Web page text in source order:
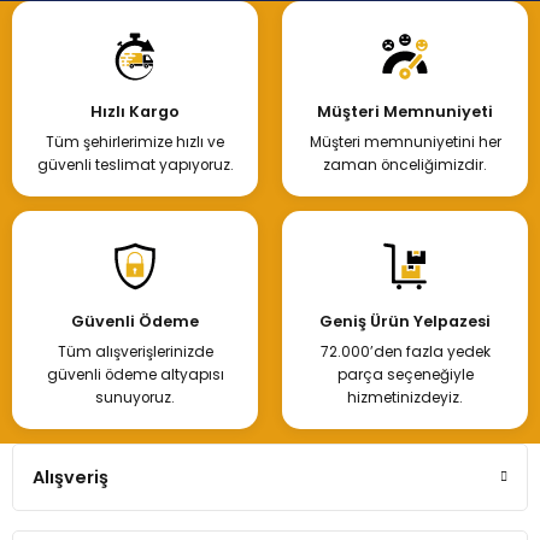
Hızlı Kargo
Tüm şehirlerimize hızlı ve
güvenli teslimat yapıyoruz.
Müşteri Memnuniyeti
Müşteri memnuniyetini her
zaman önceliğimizdir.
Güvenli Ödeme
Tüm alışverişlerinizde
güvenli ödeme altyapısı
sunuyoruz.
Geniş Ürün Yelpazesi
72.000’den fazla yedek
parça seçeneğiyle
hizmetinizdeyiz.
Alışveriş